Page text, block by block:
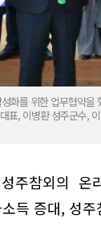
화를 위한 업무협약
표, 이병환 성주군수,
주참외의 온
득 증대, 성